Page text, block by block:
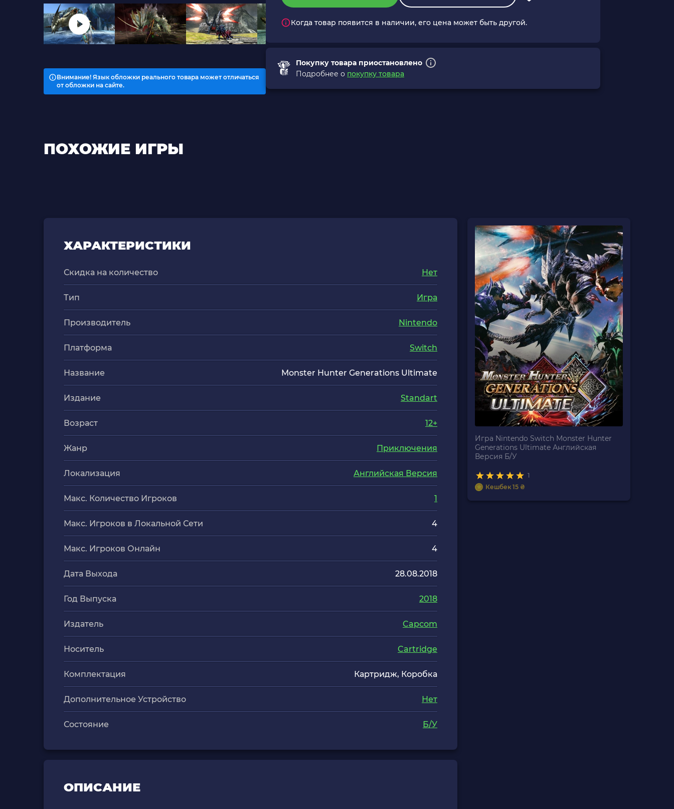
Внимание! Язык обложки реального товара может отличаться
от обложки на сайте.
Когда товар появится в наличии, его цена может быть другой.
Покупку товара приостановлено
Подробнее о покупку товара
ПОХОЖИЕ ИГРЫ
ХАРАКТЕРИСТИКИ
Скидка на количество Нет
Тип Игра
Производитель Nintendo
Платформа Switch
Название Monster Hunter Generations Ultimate
Издание Standart
Возраст 12+
Жанр Приключения
Локализация Английская Версия
Макс. Количество Игроков 1
Макс. Игроков в Локальной Сети 4
Макс. Игроков Онлайн 4
Дата Выхода 28.08.2018
Год Выпуска 2018
Издатель Capcom
Носитель Cartridge
Комплектация Картридж, Коробка
Дополнительное Устройство Нет
Состояние Б/У
ОПИСАНИЕ
Игра Nintendo Switch Monster Hunter
Generations Ultimate Английская
Версия Б/У
1
Кешбек 15 ₴